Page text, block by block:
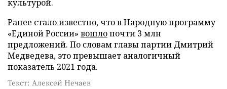
культурой.
Ранее стало известно, что в Народную программу
«Единой России» вошлопочти 3 млн
предложений. По словам главы партии Дмитрий
Медведева, это превышает аналогичный
показатель 2021 года.
Текст: Алексей Нечаев